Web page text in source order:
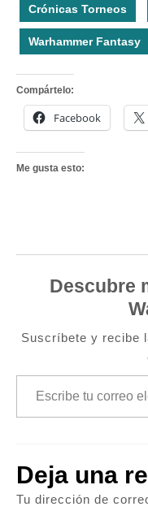
Crónicas Torneos
Warhammer Fantasy
Compártelo:
Facebook
Me gusta esto:
Descubre
Suscríbete y recibe
Escribe tu correo electrónico…
Deja una
Tu dirección de